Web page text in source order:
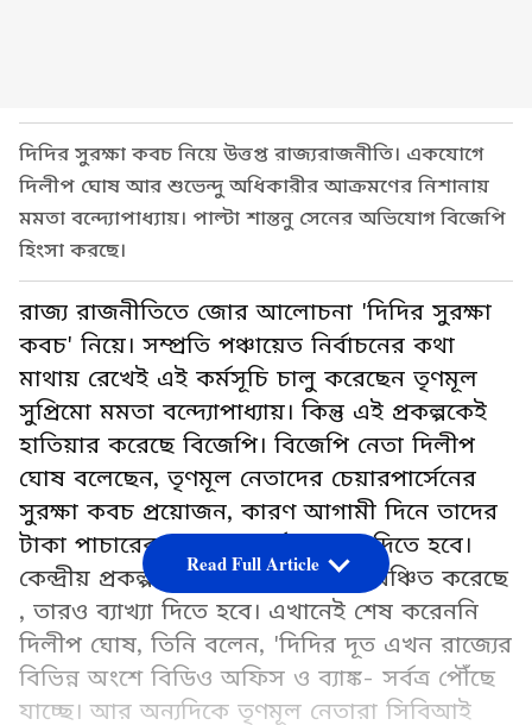
দিদির সুরক্ষা কবচ নিয়ে উত্তপ্ত রাজ্যরাজনীতি। একযোগে
দিলীপ ঘোষ আর শুভেন্দু অধিকারীর আক্রমণের নিশানায়
মমতা বন্দ্যোপাধ্যায়। পাল্টা শান্তনু সেনের অভিযোগ বিজেপি
হিংসা করছে।
রাজ্য রাজনীতিতে জোর আলোচনা 'দিদির সুরক্ষা
কবচ' নিয়ে। সম্প্রতি পঞ্চায়েত নির্বাচনের কথা
মাথায় রেখেই এই কর্মসূচি চালু করেছেন তৃণমূল
সুপ্রিমো মমতা বন্দ্যোপাধ্যায়। কিন্তু এই প্রকল্পকেই
হাতিয়ার করেছে বিজেপি। বিজেপি নেতা দিলীপ
ঘোষ বলেছেন, তৃণমূল নেতাদের চেয়ারপার্সেনের
সুরক্ষা কবচ প্রয়োজন, কারণ আগামী দিনে তাদের
টাকা পাচারের মত অপকর্মের ব্যাখ্যা দিতে হবে।
কেন্দ্রীয় প্রকল্প থেকে জনগণকে তারা বঞ্চিত করেছে
, তারও ব্যাখ্যা দিতে হবে। এখানেই শেষ করেননি
দিলীপ ঘোষ, তিনি বলেন, 'দিদির দূত এখন রাজ্যের
বিভিন্ন অংশে বিডিও অফিস ও ব্যাঙ্ক- সর্বত্র পৌঁছে
যাচ্ছে। আর অন্যদিকে তৃণমূল নেতারা সিবিআই
Read Full Article